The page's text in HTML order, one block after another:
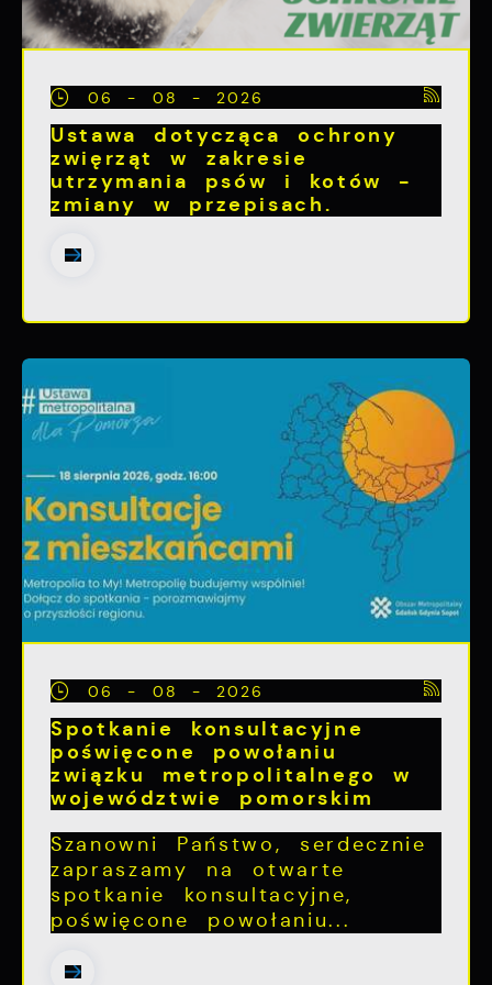
06 - 08 - 2026
Ustawa dotycząca ochrony
zwięrząt w zakresie
utrzymania psów i kotów -
zmiany w przepisach.
06 - 08 - 2026
Spotkanie konsultacyjne
poświęcone powołaniu
związku metropolitalnego w
województwie pomorskim
Szanowni Państwo, serdecznie
zapraszamy na otwarte
spotkanie konsultacyjne,
poświęcone powołaniu...